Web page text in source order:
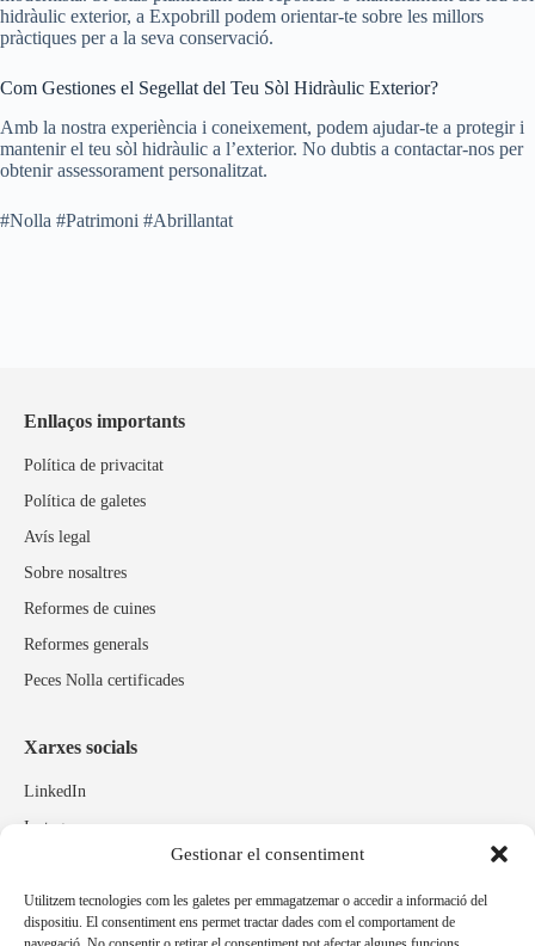
Gestionar el consentiment
Utilitzem tecnologies com les galetes per emmagatzemar o accedir a informació del
dispositiu. El consentiment ens permet tractar dades com el comportament de
hidràulic exterior, a Expobrill podem orientar-te sobre les millors
pràctiques per a la seva conservació.
Com Gestiones el Segellat del Teu Sòl Hidràulic Exterior?
Amb la nostra experiència i coneixement, podem ajudar-te a protegir i
mantenir el teu sòl hidràulic a l’exterior. No dubtis a contactar-nos per
obtenir assessorament personalitzat.
#Nolla #Patrimoni #Abrillantat
Enllaços importants
Política de privacitat
Política de galetes
Avís legal
Sobre nosaltres
Reformes de cuines
Reformes generals
Peces Nolla certificades
Xarxes socials
LinkedIn
Instagram
Marques relacionades